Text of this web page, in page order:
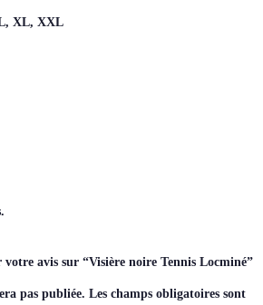
XL, XXL
votre avis sur “Visière noire Tennis Locminé”
pas publiée. Les champs obligatoires sont